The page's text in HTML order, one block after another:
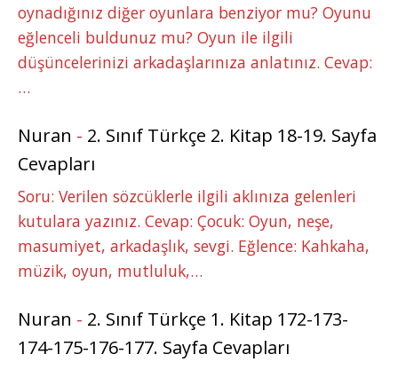
oynadığınız diğer oyunlara benziyor mu? Oyunu
eğlenceli buldunuz mu? Oyun ile ilgili
düşüncelerinizi arkadaşlarınıza anlatınız. Cevap:
…
Nuran - 2. Sınıf Türkçe 2. Kitap 18-19. Sayfa
Cevapları
Soru: Verilen sözcüklerle ilgili aklınıza gelenleri
kutulara yazınız. Cevap: Çocuk: Oyun, neşe,
masumiyet, arkadaşlık, sevgi. Eğlence: Kahkaha,
müzik, oyun, mutluluk,…
Nuran - 2. Sınıf Türkçe 1. Kitap 172-173-
174-175-176-177. Sayfa Cevapları